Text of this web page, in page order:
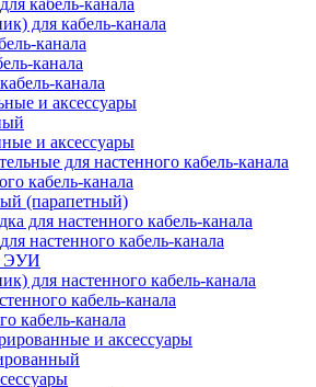
кабель-канала
для кабель-канала
канала
канала
канала
и аксессуары
и аксессуары
для настенного кабель-канала
кабель-канала
(парапетный)
для настенного кабель-канала
настенного кабель-канала
ЭУИ
для настенного кабель-канала
кабель-канала
кабель-канала
и аксессуары